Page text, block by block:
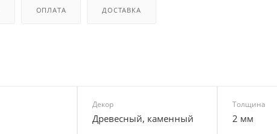
ОПЛАТА ДОСТАВКА
Декор
Древесный, каменный
Толщина
2 мм